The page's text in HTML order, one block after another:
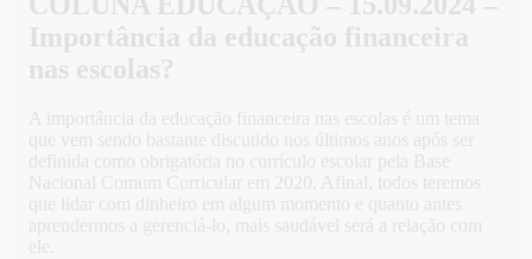
Importância da educação financeira
nas escolas?
A importância da educação financeira nas escolas é um tema
que vem sendo bastante discutido nos últimos anos após ser
definida como obrigatória no currículo escolar pela Base
Nacional Comum Curricular em 2020. Afinal, todos teremos
que lidar com dinheiro em algum momento e quanto antes
aprendermos a gerenciá-lo, mais saudável será a relação com
ele.